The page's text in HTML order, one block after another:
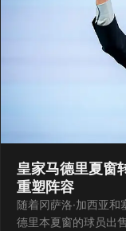
皇家马德里夏窗
重塑阵容
随着冈萨洛·加西亚和
德里本夏窗的球员出